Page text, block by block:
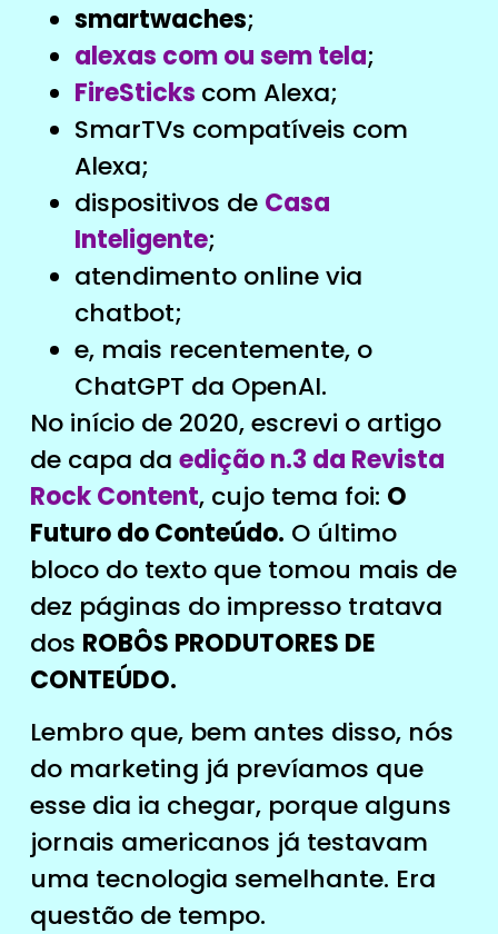
smartwaches;
alexas com ou sem tela;
FireSticks com Alexa;
SmarTVs compatíveis com
Alexa;
dispositivos de Casa
Inteligente;
atendimento online via
chatbot;
e, mais recentemente, o
ChatGPT da OpenAI.
No início de 2020, escrevi o artigo
de capa da edição n.3 da Revista
Rock Content, cujo tema foi: O
Futuro do Conteúdo. O último
bloco do texto que tomou mais de
dez páginas do impresso tratava
dos ROBÔS PRODUTORES DE
CONTEÚDO.
Lembro que, bem antes disso, nós
do marketing já prevíamos que
esse dia ia chegar, porque alguns
jornais americanos já testavam
uma tecnologia semelhante. Era
questão de tempo.